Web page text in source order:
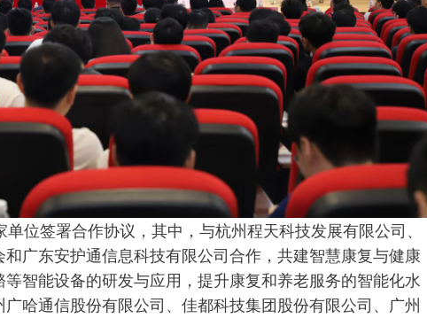
位签署合作协议，其中，与杭州程天科技发展有限公司、
广东安护通信息科技有限公司合作，共建智慧康复与健康
智能设备的研发与应用，提升康复和养老服务的智能化水
哈通信股份有限公司、佳都科技集团股份有限公司、广州